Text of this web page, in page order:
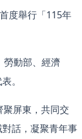
度舉行「115年
勞動部、經濟
。
屏東，共同交
話，凝聚青年事